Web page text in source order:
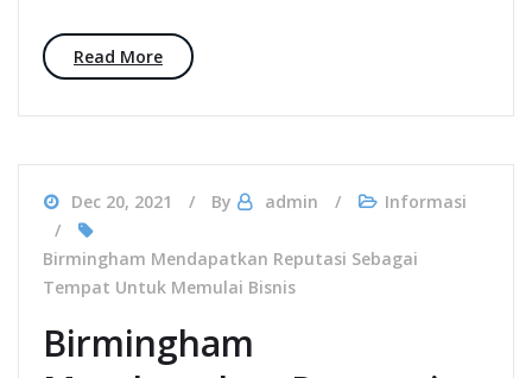
Read More
Dec 20, 2021 By admin Informasi
Birmingham Mendapatkan Reputasi Sebagai
Tempat Untuk Memulai Bisnis
Birmingham